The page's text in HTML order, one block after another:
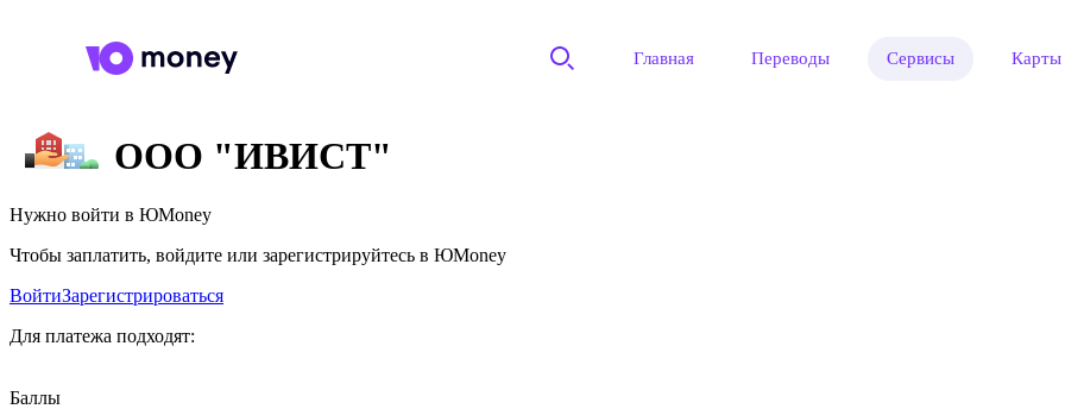
Главная Переводы Сервисы Карты
ООО "ИВИСТ"
Нужно войти в ЮMoney
Чтобы заплатить, войдите или зарегистрируйтесь в ЮMoney
ВойтиЗарегистрироваться
Для платежа подходят:
Баллы